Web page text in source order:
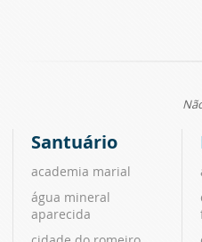
Santuário
academia marial
água mineral
aparecida